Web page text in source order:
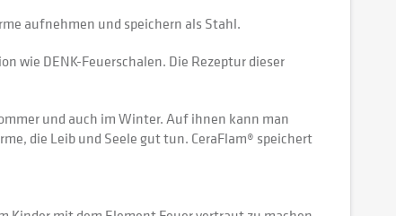
aufnehmen und speichern als Stahl.
wie DENK-Feuerschalen. Die Rezeptur dieser
und auch im Winter. Auf ihnen kann man
die Leib und Seele gut tun. CeraFlam® speichert